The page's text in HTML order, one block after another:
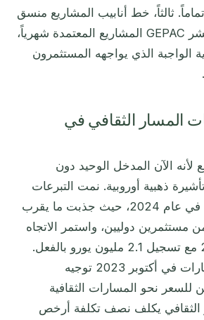
ثالثاً، خط أنابيب المشاريع منسق
من قبل الحكومة: تنشر GEPAC المشاريع المعتمدة شهرياً،
الواجبة الذي يواجهه المستثمرون
المسار الثقافي في
لأنه الآن المدخل الوحيد دون
إلى تأشيرة ذهبية أوروبية. نمت التبرعات
الثقافية بنسبة 165٪ في عام 2024، حيث جذبت ما يقرب
من مستثمرين دوليين، واستمر الاتجاه
في أوائل عام 2025 مع تسجيل 2.1 مليون يورو بالفعل.
أعاد إغلاق خيار العقارات في أكتوبر 2023 توجيه
للسعر نحو المسارات الثقافية
الثقافي يكلف نصف تكلفة أرخص